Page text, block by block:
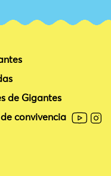
de Gigantes
convivencia